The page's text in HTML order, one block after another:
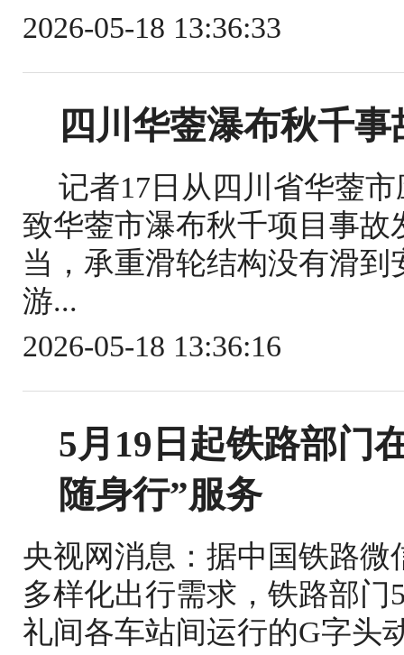
2026-05-18 13:36:33
四川华蓥瀑布秋千
记者17日从四川省华蓥
致华蓥市瀑布秋千项目事
当，承重滑轮结构没有滑
游...
2026-05-18 13:36:16
5月19日起铁路部门
随身行”服务
央视网消息：据中国铁路
多样化出行需求，铁路部门
礼间各车站间运行的G字头